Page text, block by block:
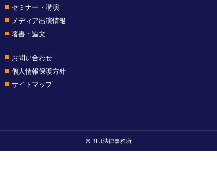
セミナー・講演
メディア出演情報
著書・論文
お問い合わせ
個人情報保護方針
サイトマップ
© BLJ法律事務所